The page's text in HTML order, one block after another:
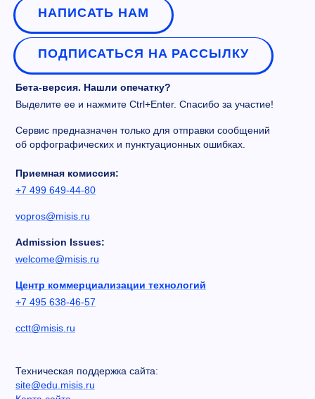
НАПИСАТЬ НАМ
ПОДПИСАТЬСЯ НА РАССЫЛКУ
Бета-версия. Нашли опечатку?
Выделите ее и нажмите Ctrl+Enter. Спасибо за участие!
Сервис предназначен только для отправки сообщений
об орфографических и пунктуационных ошибках.
Приемная комиссия:
+7 499 649-44-80
vopros@misis.ru
Admission Issues:
welcome@misis.ru
Центр коммерциализации технологий
+7 495 638-46-57
cctt@misis.ru
Техническая поддержка сайта:
site@edu.misis.ru